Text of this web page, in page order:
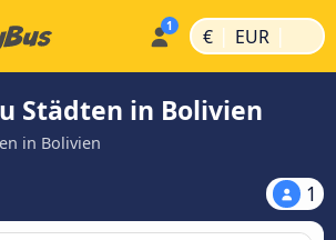
€ | EUR |
Städten in Bolivien
in Bolivien
1